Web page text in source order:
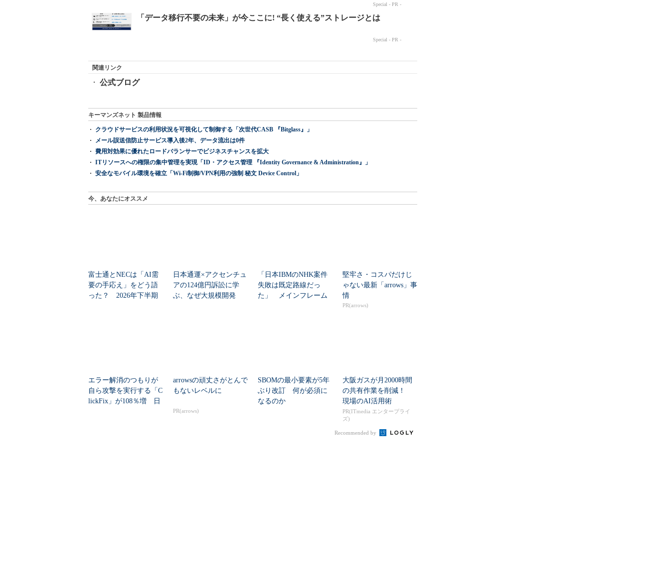
関連リンク
公式ブログ
キーマンズネット 製品情報
クラウドサービスの利用状況を可視化して制御する「次世代CASB 『Bitglass』」
メール誤送信防止サービス導入後2年、データ流出は0件
費用対効果に優れたロードバランサーでビジネスチャンスを拡大
ITリソースへの権限の集中管理を実現「ID・アクセス管理 『Identity Governance & Administration』」
安全なモバイル環境を確立「Wi-Fi制御/VPN利用の強制 秘文 Device Control」
今、あなたにオススメ
富士通とNECは「AI需
要の手応え」をどう語
った？ 2026年下半期
日本通運×アクセンチュ
アの124億円訴訟に学
ぶ、なぜ大規模開発
「日本IBMのNHK案件
失敗は既定路線だっ
た」 メインフレーム
堅牢さ・コスパだけじ
ゃない最新「arrows」事
情
PR(arrows)
エラー解消のつもりが
自ら攻撃を実行する「C
lickFix」が108％増 日
arrowsの頑丈さがとんで
もないレベルに
PR(arrows)
SBOMの最小要素が5年
ぶり改訂 何が必須に
なるのか
大阪ガスが月2000時間
の共有作業を削減！
現場のAI活用術
PR(ITmedia エンタープライ
ズ)
Recommended by